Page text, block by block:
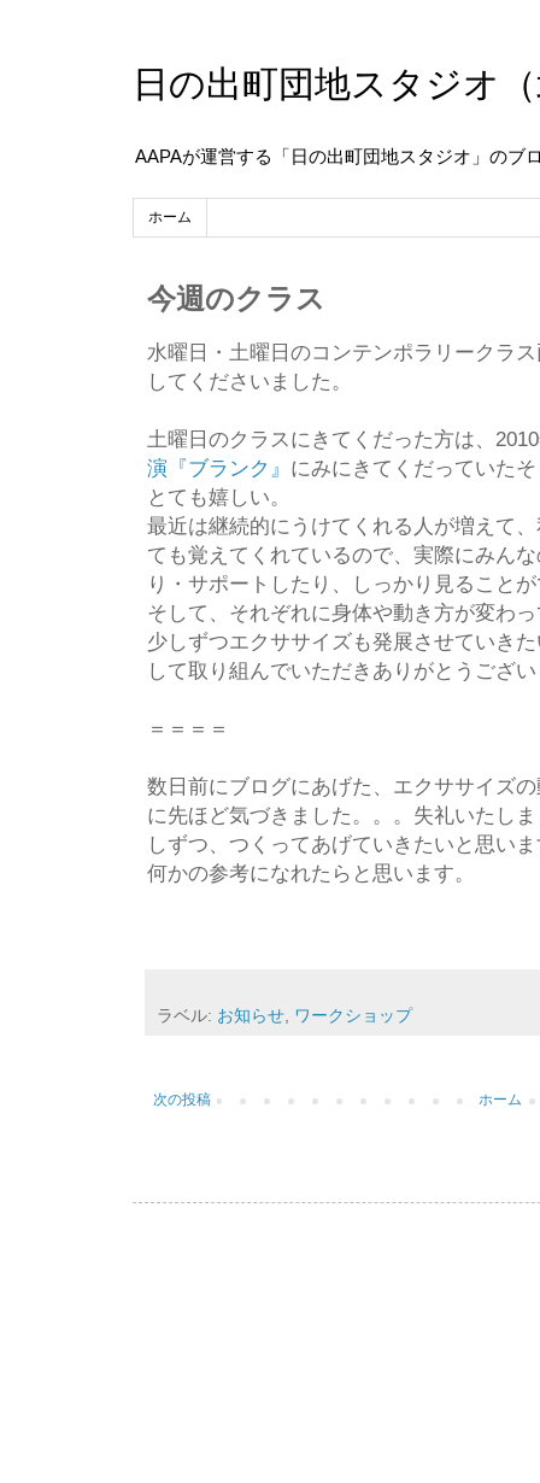
日の出町団地スタジオ
AAPAが運営する「日の出町団地スタジオ」のブ
ホーム
今週のクラス
水曜日・土曜日のコンテンポラリークラ
してくださいました。
土曜日のクラスにきてくだった方は、
演『ブランク』 にみにきてくだっていた
とても嬉しい。
最近は継続的にうけてくれる人が増えて
ても覚えてくれているので、実際にみん
り・サポートしたり、しっかり見ること
そして、それぞれに身体や動き方が変わ
少しずつエクササイズも発展させていき
して取り組んでいただきありがとうござ
＝＝＝＝
数日前にブログにあげた、エクササイズ
に先ほど気づきました。。。失礼いたし
しずつ、つくってあげていきたいと思い
何かの参考になれたらと思います。
ラベル: お知らせ, ワークショップ
次の投稿 ホーム